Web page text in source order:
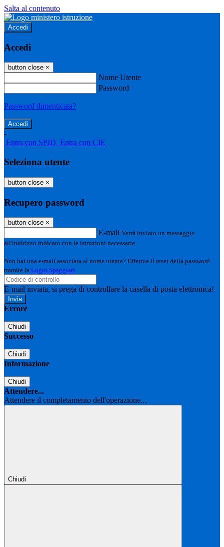
Salta al contenuto
Accedi
Accedi
button close ×
Nome Utente
Password
Password dimenticata?
-
Entra con SPID Entra con CIE
Seleziona utente
button close ×
Recupero password
button close ×
E-mail Verrà inviato un messaggio
all'indirizzo indicato con le istruzioni necessarie.
Non hai una e-mail associata al nome utente? Effettua il reset della password
tramite la Login Spaggiari
E-mail inviata, si prega di controllare la casella di posta elettronica!
Errore
Chiudi
Successo
Chiudi
Informazione
Chiudi
Attendere...
Attendere il completamento dell'operazione...
Chiudi